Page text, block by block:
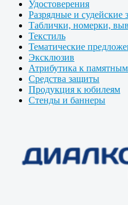
Удостоверения
Разрядные и судейские
Таблички, номерки,
Текстиль
Тематические
Эксклюзив
Атрибутика к
Средства защиты
Продукция к юбилеям
Стенды и баннеры